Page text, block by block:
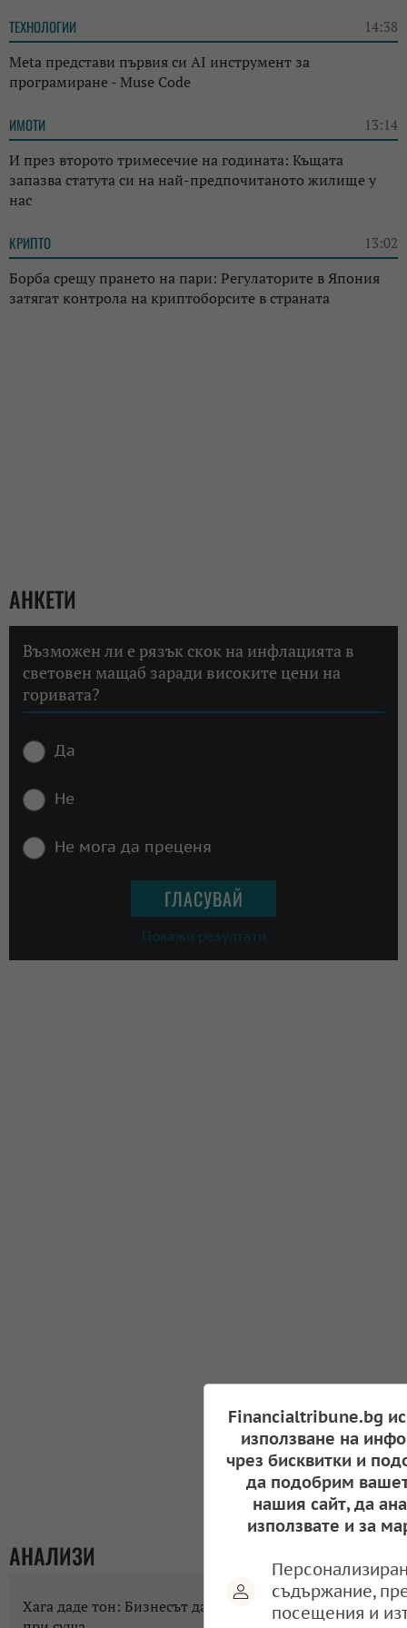
ТЕХНОЛОГИИ 14:38
Meta представи първия си AI инструмент за
програмиране - Muse Code
ИМОТИ 13:14
И през второто тримесечие на годината: Къщата
запазва статута си на най-предпочитаното жилище у
нас
КРИПТО 13:02
Борба срещу прането на пари: Регулаторите в Япония
затягат контрола на криптоборсите в страната
АНКЕТИ
Възможен ли е рязък скок на инфлацията в
световен мащаб заради високите цени на
горивата?
Да
Не
Не мога да преценя
Покажи резултати
АНАЛИЗИ
Хага даде тон: Бизнесът да не разчита на помощи
Financialtribune.bg
използване на
чрез бисквитки и
да подобрим
нашия сайт, да
използвате и за
съдържание,
посещения и